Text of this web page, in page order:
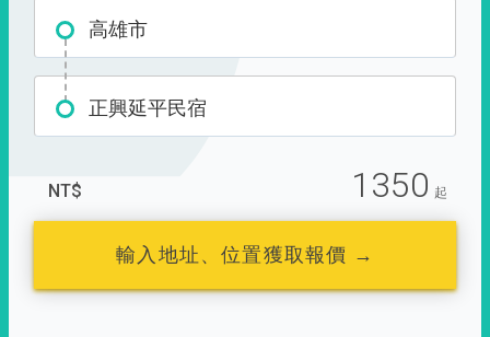
高雄市
正興延平民宿
NT$ 1350 起
輸入地址、位置獲取報價 →